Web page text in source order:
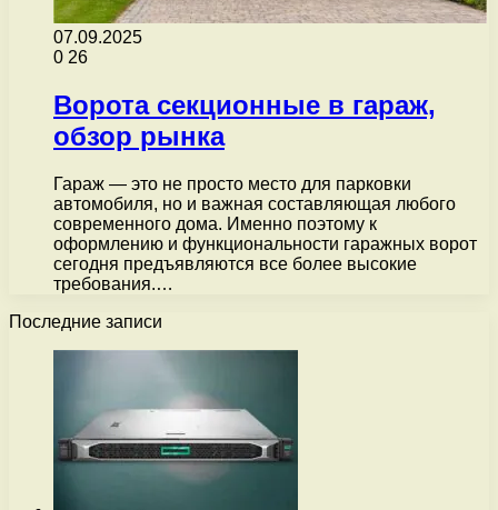
07.09.2025
0 26
Ворота секционные в гараж,
обзор рынка
Гараж — это не просто место для парковки
автомобиля, но и важная составляющая любого
современного дома. Именно поэтому к
оформлению и функциональности гаражных ворот
сегодня предъявляются все более высокие
требования.…
Последние записи